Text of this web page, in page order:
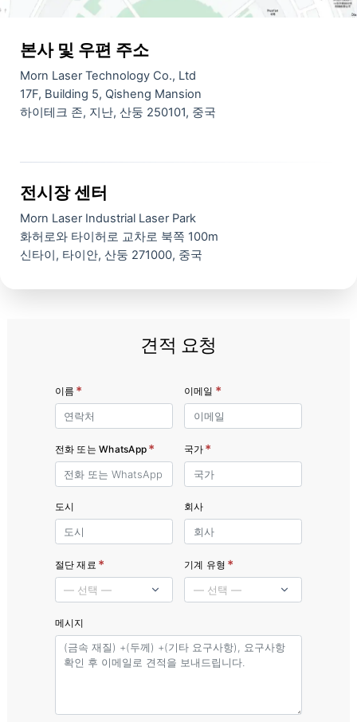
본사 및 우편 주소
Morn Laser Technology Co., Ltd
17F, Building 5, Qisheng Mansion
하이테크 존, 지난, 산둥 250101, 중국
전시장 센터
Morn Laser Industrial Laser Park
화허로와 타이허로 교차로 북쪽 100m
신타이, 타이안, 산둥 271000, 중국
견적 요청
이름 * 이메일 *
전화 또는 WhatsApp * 국가 *
도시 회사
절단 재료 * 기계 유형 *
메시지